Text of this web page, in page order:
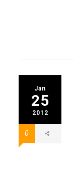
Jan
25
2012
0